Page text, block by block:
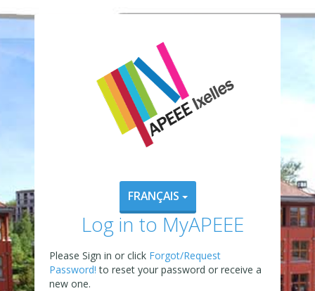
FRANÇAIS
Log in to MyAPEEE
Please Sign in or click Forgot/Request
Password!to reset your password or receive a
new one.